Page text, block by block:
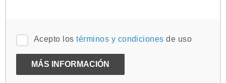
Acepto lostérminos y condiciones de uso